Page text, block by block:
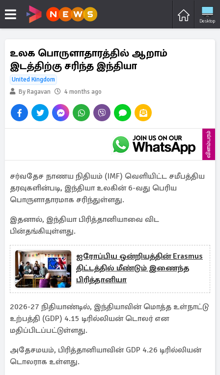
Desktop
உலக பொருளாதாரத்தில் ஆறாம்
இடத்திற்கு சரிந்த இந்தியா
United Kingdom
By Ragavan
4 months ago
விளம்பரம்
சர்வதேச நாணய நிதியம் (IMF) வெளியிட்ட சமீபத்திய
தரவுகளின்படி, இந்தியா உலகின் 6-வது பெரிய
பொருளாதாரமாக சரிந்துள்ளது.
இதனால், இந்தியா பிரித்தானியாவை விட
பின்தங்கியுள்ளது.
ஐரோப்பிய ஒன்றியத்தின் Erasmus
திட்டத்தில் மீண்டும் இணைந்த
பிரித்தானியா
2026-27 நிதியாண்டில், இந்தியாவின் மொத்த உள்நாட்டு
உற்பத்தி (GDP) 4.15 டிரில்லியன் டொலர் என
மதிப்பிடப்பட்டுள்ளது.
அதேசமயம், பிரித்தானியாவின் GDP 4.26 டிரில்லியன்
டொலராக உள்ளது.